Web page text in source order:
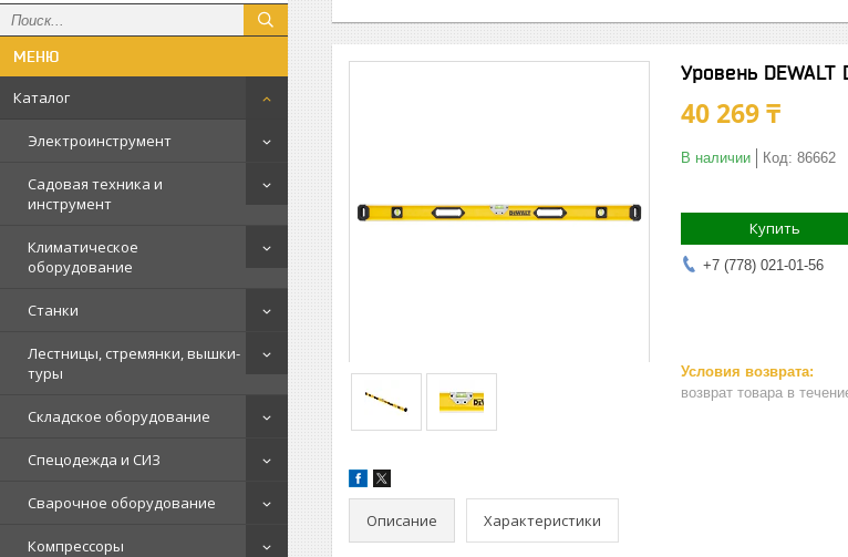
Каталог
Электроинструмент
Садовая техника и
инструмент
Климатическое
оборудование
Станки
Лестницы, стремянки, вышки-
туры
Складское оборудование
Спецодежда и СИЗ
Сварочное оборудование
Компрессоры
Уровень
40 269 ₸
В наличии Код: 86662
Купить
+7 (778) 021-01-56
возврат товара в
Описание Характеристики